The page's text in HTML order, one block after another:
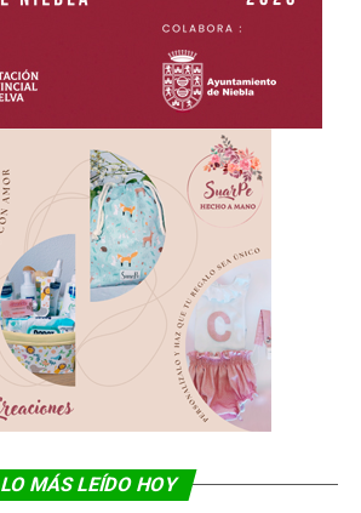
LO MÁS LEÍDO HOY